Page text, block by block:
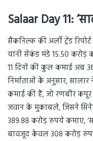
Salaar Day 11:
सैकनिल्क की अर्ली ट्रेंड
यानी सेकंड मंडे 15.50 करोड़
11 दिनों की कुल कमाई अब
निर्माताओं के अनुसार,
कमाई की है, जो रणबीर
जवान के मुकाबले, जिसने
389.88 करोड़ रुपये कमाए,
बावजूद केवल 308 करोड़